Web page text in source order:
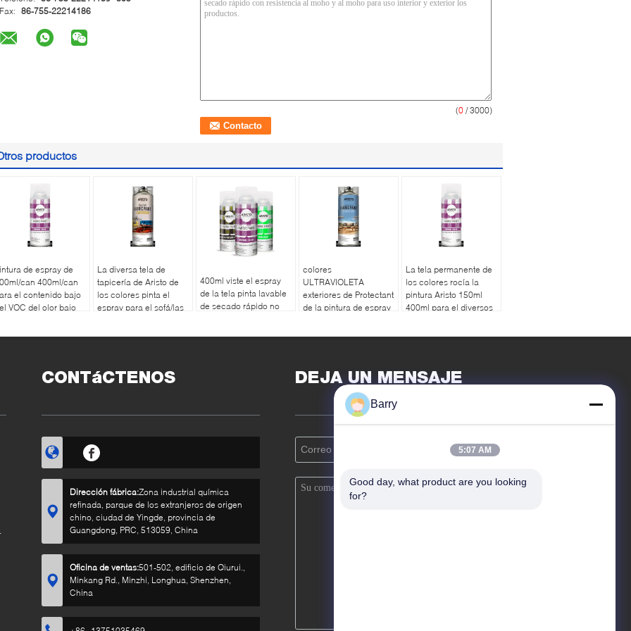
Fax: 86-755-22214186
(0 / 3000)
productos
de espray de
can 400ml/can
el contenido bajo
VOC del olor bajo
La diversa tela de
tapicería de Aristo de
los colores pinta el
espray para el sofá/las
400ml viste el espray
de la tela pinta lavable
de secado rápido no
colores
ULTRAVIOLETA
exteriores de Protectant
de la pintura de espray
La tela permanente de
los colores rocía la
pintura Aristo 150ml
400ml para el diversos
CONTáCTENOS
Dirección fábrica:Zona industrial química
refinada, parque de los extranjeros de origen
chino, ciudad de Yingde, provincia de
Guangdong, PRC, 513059, China
Oficina de ventas:501-502, edificio de Qiurui.,
Minkang Rd., Minzhi, Longhua, Shenzhen,
China
DEJA UN MENSAJE
Barry
5:07 AM
Good day, what product are you looking
for?